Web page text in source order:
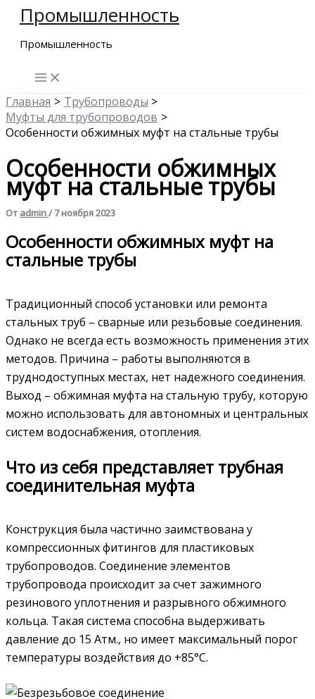
Перейти
содержимому
Промышленность
Промышленность
Главная
Трубопроводы
Муфты для трубопроводов
Особенности обжимных муфт на стальные трубы
Особенности обжимных
муфт на стальные трубы
От admin/ 7 ноября 2023
Особенности обжимных муфт на
стальные трубы
Традиционный способ установки или ремонта
стальных труб – сварные или резьбовые соединения.
Однако не всегда есть возможность применения этих
методов. Причина – работы выполняются в
труднодоступных местах, нет надежного соединения.
Выход – обжимная муфта на стальную трубу, которую
можно использовать для автономных и центральных
систем водоснабжения, отопления.
Что из себя представляет трубная
соединительная муфта
Конструкция была частично заимствована у
компрессионных фитингов для пластиковых
трубопроводов. Соединение элементов
трубопровода происходит за счет зажимного
резинового уплотнения и разрывного обжимного
кольца. Такая система способна выдерживать
давление до 15 Атм., но имеет максимальный порог
температуры воздействия до +85°С.